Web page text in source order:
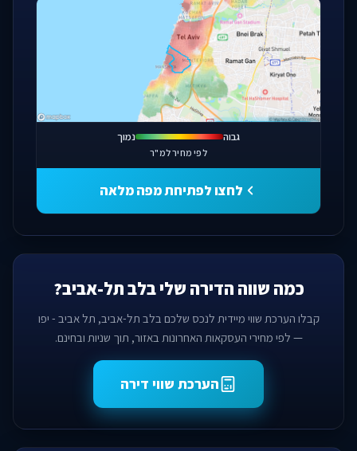
פתחו מפה מלאה
גבוה נמוך
לפי מחיר למ"ר
לחצו לפתיחת מפה מלאה
כמה שווה הדירה שלי בלב תל-אביב?
קבלו הערכת שווי מיידית לנכס שלכם בלב תל-אביב, תל אביב - יפו
— לפי מחירי העסקאות האחרונות באזור, תוך שניות ובחינם.
הערכת שווי דירה